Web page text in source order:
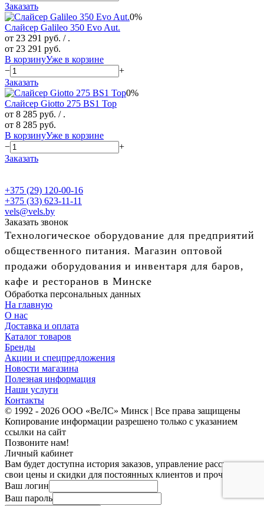
Заказать
0%
Слайсер Galileo 350 Evo Aut.
от 23 291 руб. / .
от 23 291 руб.
В корзинуУже в корзине
−
+
Заказать
0%
Слайсер Giotto 275 BS1 Top
от 8 285 руб. / .
от 8 285 руб.
В корзинуУже в корзине
−
+
Заказать
+375 (29) 120-00-16
+375 (33) 623-11-11
vels@vels.by
Заказать звонок
Технологическое оборудование для предприятий
общественного питания. Магазин оптовой
продажи оборудования и инвентаря для баров,
кафе и ресторанов в Минске
Обработка персональных данных
На главную
О нас
Доставка и оплата
Каталог товаров
Бренды
Акции и спецпредложения
Новости магазина
Полезная информация
Наши услуги
Контакты
© 1992 - 2026 ООО «ВеЛС» Минск | Все права защищены
Копирование информации разрешено только с указанием
ссылки на сайт
Позвоните нам!
Личный кабинет
Вам будет доступна история заказов, управление рассылками,
свои цены и скидки для постоянных клиентов и прочее.
Ваш логин
Ваш пароль